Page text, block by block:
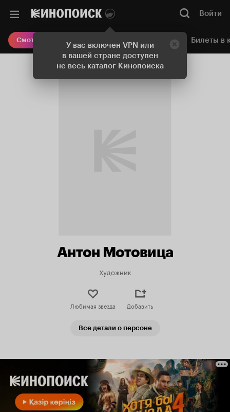
У вас включен VPN или
в вашей стране доступен
не весь каталог Кинопоиска
Войти
Смотреть кино Онлайн-кинотеатр Билеты в
Антон Мотовица
Художник
Любимая звезда Добавить
Все детали о персоне